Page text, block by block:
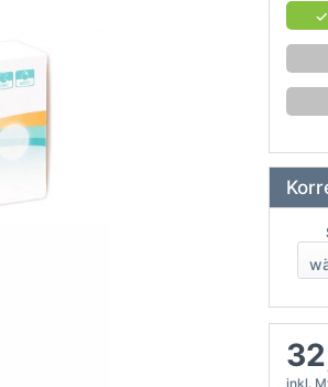
inkl.